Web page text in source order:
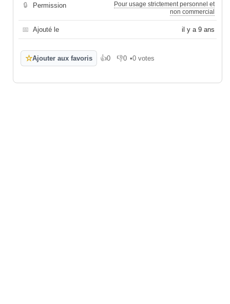
🔒 Permission
Pour usage strictement personnel et
non commercial
📅 Ajouté le il y a 9 ans
☆Ajouter aux favoris 👍0
J'aime 👎0
Je n'aime pas
•0 votes